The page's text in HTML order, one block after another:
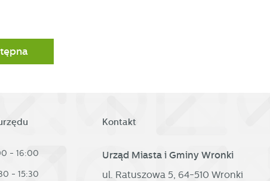
- 16:00
- 15:30
Kontakt
Urząd Miasta i Gminy Wronki
ul. Ratuszowa 5, 64-510 Wronki